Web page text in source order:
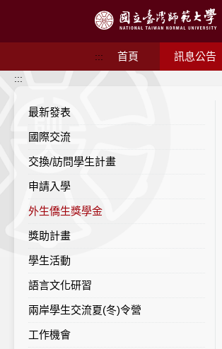
::: 首頁 訊息公告
:::
最新發表
國際交流
交換/訪問學生計畫
申請入學
外生僑生獎學金
獎助計畫
學生活動
語言文化研習
兩岸學生交流夏(冬)令營
工作機會